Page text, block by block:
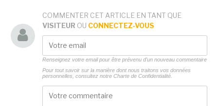
COMMENTER CET ARTICLE EN TANT QUE
VISITEUR OU CONNECTEZ-VOUS
Renseignez votre email pour être prévenu d'un nouveau commentaire
Pour tout savoir sur la manière dont nous traitons vos données
personnelles, consultez notre Charte de Confidentialité.